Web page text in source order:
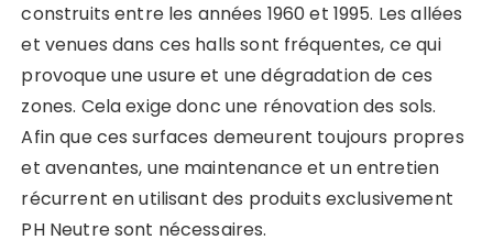
construits entre les années 1960 et 1995. Les allées
et venues dans ces halls sont fréquentes, ce qui
provoque une usure et une dégradation de ces
zones. Cela exige donc une rénovation des sols.
Afin que ces surfaces demeurent toujours propres
et avenantes, une maintenance et un entretien
récurrent en utilisant des produits exclusivement
PH Neutre sont nécessaires.